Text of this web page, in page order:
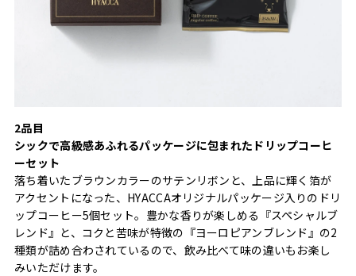
2品目
シックで高級感あふれるパッケージに包まれたドリップコーヒ
ーセット
落ち着いたブラウンカラーのサテンリボンと、上品に輝く箔が
アクセントになった、HYACCAオリジナルパッケージ入りのドリ
ップコーヒー5個セット。豊かな香りが楽しめる『スペシャルブ
レンド』と、コクと苦味が特徴の『ヨーロピアンブレンド』の2
種類が詰め合わされているので、飲み比べて味の違いもお楽し
みいただけます。